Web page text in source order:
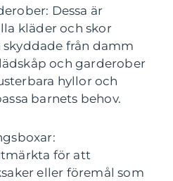
Dessa är
kläder och skor
från damm
och garderober
hyllor och
barnets behov.
för att
eller föremål som